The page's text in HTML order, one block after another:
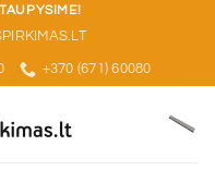
+370 (671) 60080